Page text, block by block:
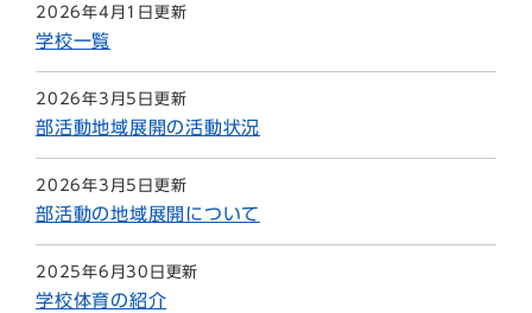
2026年4月1日更新
学校一覧
2026年3月5日更新
部活動地域展開の活動状況
2026年3月5日更新
部活動の地域展開について
2025年6月30日更新
学校体育の紹介